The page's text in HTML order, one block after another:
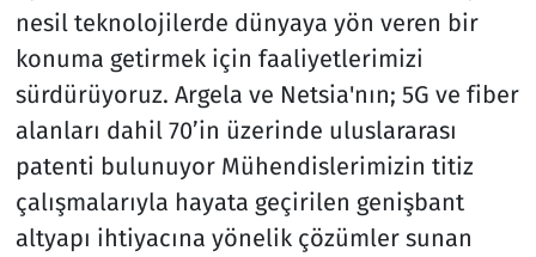
nesil teknolojilerde dünyaya yön veren bir
konuma getirmek için faaliyetlerimizi
sürdürüyoruz. Argela ve Netsia'nın; 5G ve fiber
alanları dahil 70’in üzerinde uluslararası
patenti bulunuyor Mühendislerimizin titiz
çalışmalarıyla hayata geçirilen genişbant
altyapı ihtiyacına yönelik çözümler sunan